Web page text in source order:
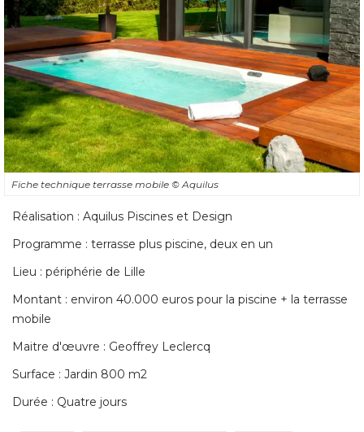
Fiche technique terrasse mobile © Aquilus
Réalisation : Aquilus Piscines et Design
Programme : terrasse plus piscine, deux en un
Lieu : périphérie de Lille
Montant : environ 40.000 euros pour la piscine + la terrasse
mobile
Maitre d'œuvre : Geoffrey Leclercq
Surface : Jardin 800 m2
Durée : Quatre jours